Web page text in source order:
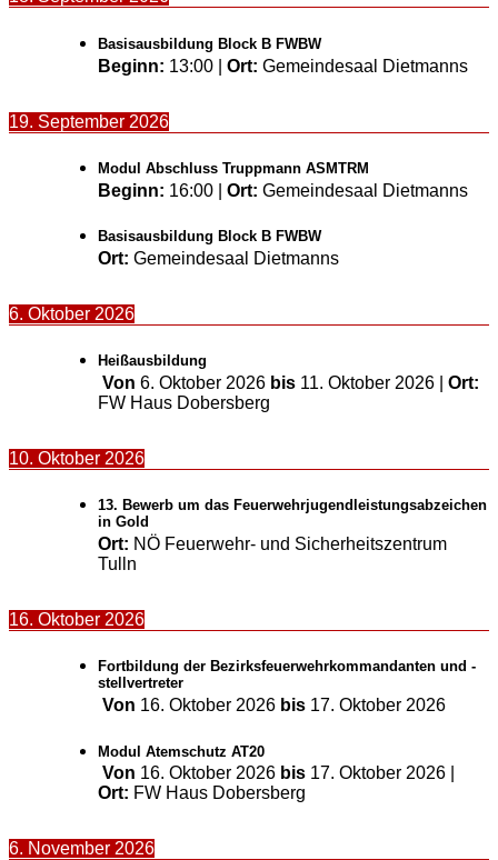
Basisausbildung Block B FWBW
Beginn: 13:00 Ort: Gemeindesaal Dietmanns
19. September 2026
Modul Abschluss Truppmann ASMTRM
Beginn: 16:00 Ort: Gemeindesaal Dietmanns
Basisausbildung Block B FWBW
Ort: Gemeindesaal Dietmanns
6. Oktober 2026
Heißausbildung
Von 6. Oktober 2026 bis 11. Oktober 2026
Ort:
FW Haus Dobersberg
10. Oktober 2026
13. Bewerb um das Feuerwehrjugendleistungsabzeichen
in Gold
Ort: NÖ Feuerwehr- und Sicherheitszentrum
Tulln
16. Oktober 2026
Fortbildung der Bezirksfeuerwehrkommandanten und -
stellvertreter
Von 16. Oktober 2026 bis 17. Oktober 2026
Modul Atemschutz AT20
Von 16. Oktober 2026 bis 17. Oktober 2026
Ort: FW Haus Dobersberg
6. November 2026